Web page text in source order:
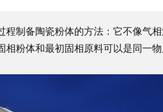
制备陶瓷粉体的方法：它不像气
粉体和最初固相原料可以是同一